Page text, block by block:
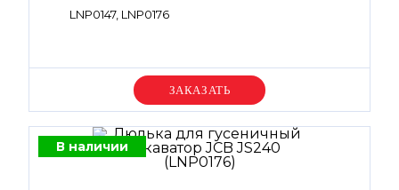
LNP0147, LNP0176
Уточняйте цену
В наличии